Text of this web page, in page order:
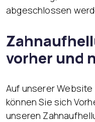
abgeschlossen
vorher und
Auf unserer
können Sie sich
unseren